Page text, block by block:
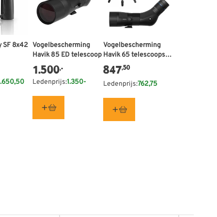
SF 8x42 Vogelbescherming
Havik 85 ED telescoop
1.500,-
Ledenprijs:1.350-
Vogelbescherming
Havik 65 telescoopset
met grutto statief
De prijs is afhankelijk van de
847,50
Ledenprijs:762,75